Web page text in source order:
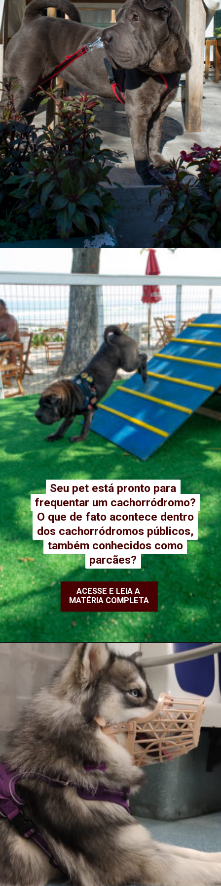
Seu pet está pronto para
frequentar um cachorródromo?
O que de fato acontece dentro
dos cachorródromos públicos,
também conhecidos como
parcães?
Seu pet está pronto para
frequentar um cachorródromo?
O que de fato acontece dentro
dos cachorródromos públicos,
também conhecidos como
parcães?
ACESSE E LEIA A
MATÉRIA COMPLETA